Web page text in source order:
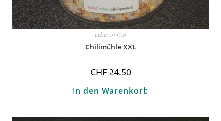
Lebensmittel
Chilimühle XXL
CHF24.50
In den Warenkorb